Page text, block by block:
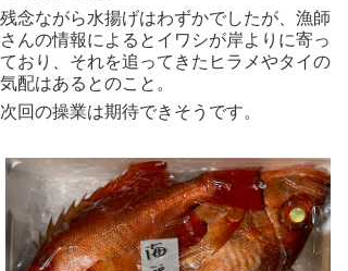
残念ながら水揚げはわずかでしたが、漁師
さんの情報によるとイワシが岸よりに寄っ
ており、それを追ってきたヒラメやタイの
気配はあるとのこと。
次回の操業は期待できそうです。